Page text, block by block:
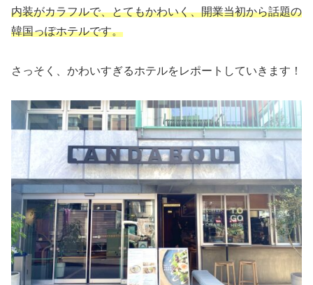
内装がカラフルで、とてもかわいく、開業当初から話題の
韓国っぽホテルです。
さっそく、かわいすぎるホテルをレポートしていきます！